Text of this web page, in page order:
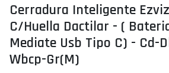
Cerradura Inteligente
C/huella Dactilar - (
Mediate Usb Tipo C) - Cd-
Wbcp-Gr(m)